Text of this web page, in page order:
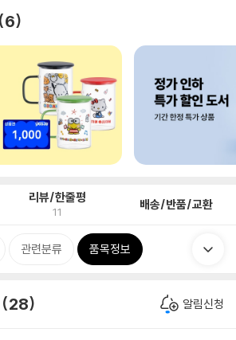
6
리뷰/한줄평
11 배송/반품/교환
관련분류 품목정보
28 알림신청